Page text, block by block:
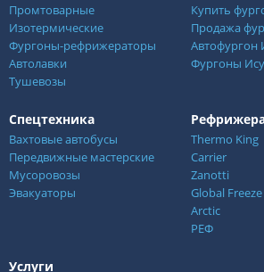
Промтоварные
Изотермические
Фургоны-рефрижераторы
Автолавки
Тушевозы
Купить
Продажа
Автофургон
Фургоны
Спецтехника
Вахтовые автобусы
Передвижные мастерские
Мусоровозы
Эвакуаторы
Thermo King
Carrier
Zanotti
Global Freeze
Arctic
РЕФ
Услуги